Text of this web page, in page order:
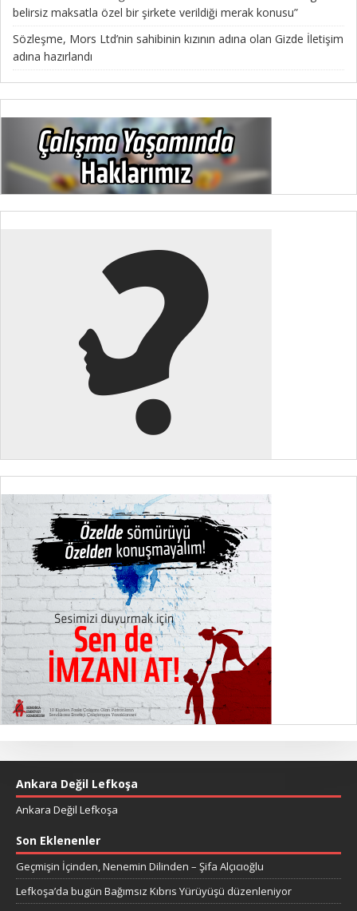
belirsiz maksatla özel bir şirkete verildiği merak konusu”
Sözleşme, Mors Ltd’nin sahibinin kızının adına olan Gizde İletişim
adına hazırlandı
Ankara Değil Lefkoşa
Ankara Değil Lefkoşa
Son Eklenenler
Geçmişin İçinden, Nenemin Dilinden – Şifa Alçıcıoğlu
Lefkoşa’da bugün Bağımsız Kıbrıs Yürüyüşü düzenleniyor